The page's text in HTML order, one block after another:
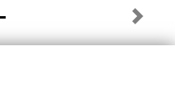
Next